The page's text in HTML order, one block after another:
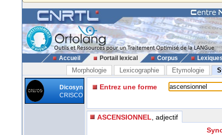
Accueil Portail lexical Corpus
Morphologie Lexicographie Etymologie
Dicosyn
CRISCO
Entrez une forme
ASCENSIONNEL , adjectif